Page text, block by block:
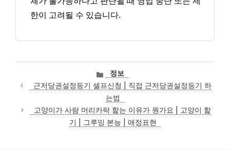
한이 고려될 수 있습니다.
카
테
고
리
정보
근저당권설정등기 셀프신청 | 직접 근저당권설정등기 하
는법
고양이가 사람 머리카락 핥는 이유가 뭔가요 | 고양이 핥
기 | 그루밍 본능 | 애정표현